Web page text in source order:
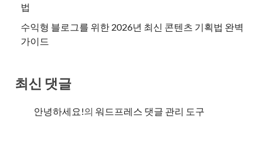
법
수익형 블로그를 위한 2026년 최신 콘텐츠 기획법 완벽
가이드
최신 댓글
안녕하세요!의 워드프레스 댓글 관리 도구